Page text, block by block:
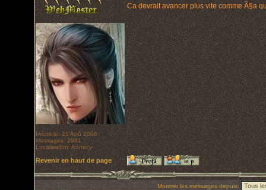
Inscrit le: 21 Aoû 2006
Messages: 2981
Localisation: Annecy
Ca devrait avancer plus vite comme Ã§a
Revenir en haut de page
Montrer les messages depuis: